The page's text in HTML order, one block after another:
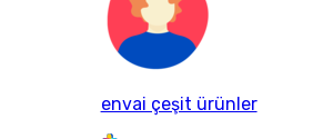
envai çeşit ürünler